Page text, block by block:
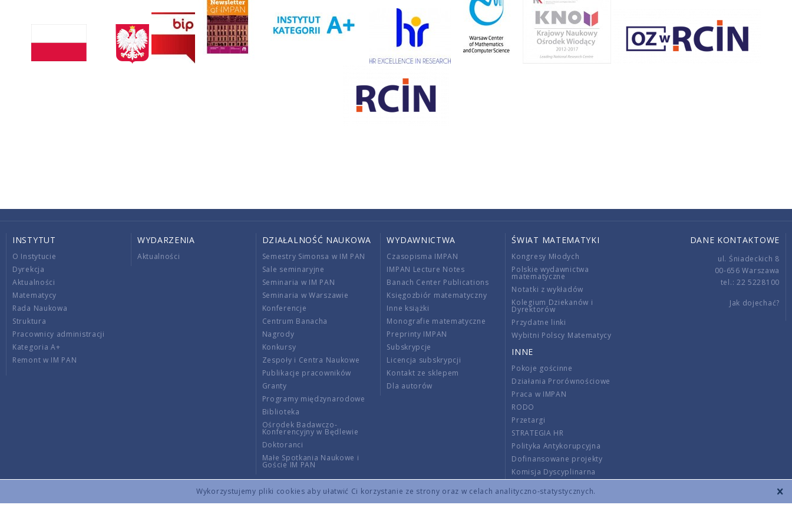
Wykorzystujemy pliki cookies aby ułatwić Ci korzystanie ze strony oraz w celach analityczno-statystycznych.
INSTYTUT
O Instytucie
Dyrekcja
Aktualności
Matematycy
Rada Naukowa
Struktura
Pracownicy administracji
Kategoria A+
Remont w IM PAN
WYDARZENIA
Aktualności
DZIAŁALNOŚĆ NAUKOWA
Semestry Simonsa w IM PAN
Sale seminaryjne
Seminaria w IM PAN
Seminaria w Warszawie
Konferencje
Centrum Banacha
Nagrody
Konkursy
Zespoły i Centra Naukowe
Publikacje pracowników
Granty
Programy międzynarodowe
Biblioteka
Ośrodek Badawczo-
Konferencyjny w Będlewie
Doktoranci
Małe Spotkania Naukowe i
Goście IM PAN
WYDAWNICTWA
Czasopisma IMPAN
IMPAN Lecture Notes
Banach Center Publications
Księgozbiór matematyczny
Inne książki
Monografie matematyczne
Preprinty IMPAN
Subskrypcje
Licencja subskrypcji
Kontakt ze sklepem
Dla autorów
ŚWIAT MATEMATYKI
Kongresy Młodych
Polskie wydawnictwa
matematyczne
Notatki z wykładów
Kolegium Dziekanów i
Dyrektorów
Przydatne linki
Wybitni Polscy Matematycy
INNE
Pokoje gościnne
Działania Prorównościowe
Praca w IMPAN
RODO
Przetargi
STRATEGIA HR
Polityka Antykorupcyjna
Dofinansowane projekty
Komisja Dyscyplinarna
Wnoszenie opłat
DANE KONTAKTOWE
ul. Śniadeckich 8
00-656 Warszawa
tel.: 22 5228100
Jak dojechać?